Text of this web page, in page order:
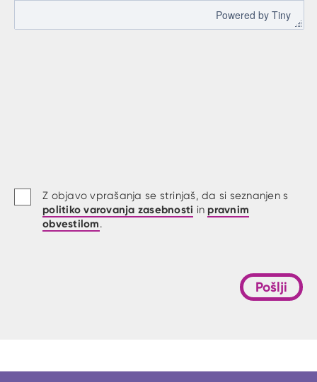
Powered by Tiny
Z objavo vprašanja se strinjaš, da si seznanjen s
politiko varovanja zasebnosti in pravnim
obvestilom.
Pošlji